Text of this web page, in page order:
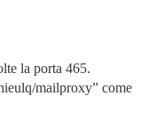
la porta 465.
mailproxy” come